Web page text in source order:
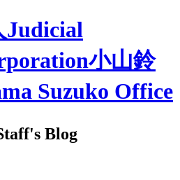
Judicial
小山鈴
Suzuko Office
Blog